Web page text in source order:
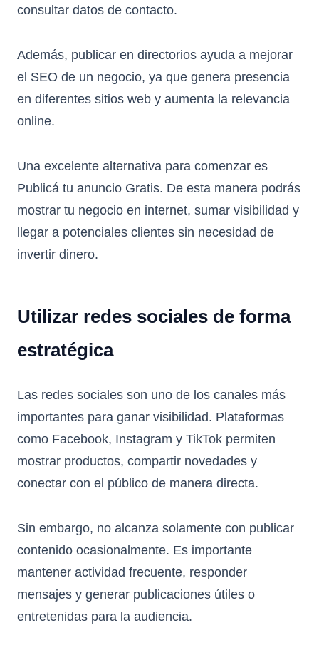
consultar datos de contacto.
Además, publicar en directorios ayuda a mejorar
el SEO de un negocio, ya que genera presencia
en diferentes sitios web y aumenta la relevancia
online.
Una excelente alternativa para comenzar es
Publicá tu anuncio Gratis. De esta manera podrás
mostrar tu negocio en internet, sumar visibilidad y
llegar a potenciales clientes sin necesidad de
invertir dinero.
Utilizar redes sociales de forma
estratégica
Las redes sociales son uno de los canales más
importantes para ganar visibilidad. Plataformas
como Facebook, Instagram y TikTok permiten
mostrar productos, compartir novedades y
conectar con el público de manera directa.
Sin embargo, no alcanza solamente con publicar
contenido ocasionalmente. Es importante
mantener actividad frecuente, responder
mensajes y generar publicaciones útiles o
entretenidas para la audiencia.